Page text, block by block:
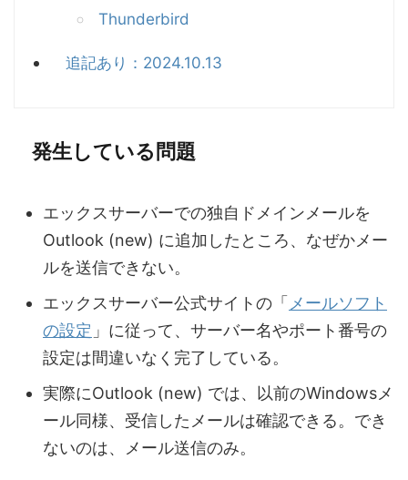
Thunderbird
追記あり：2024.10.13
発生している問題
エックスサーバーでの独自ドメインメールを
Outlook (new) に追加したところ、なぜかメー
ルを送信できない。
エックスサーバー公式サイトの「 メールソフト
の設定 」に従って、サーバー名やポート番号の
設定は間違いなく完了している。
実際にOutlook (new) では、以前のWindowsメ
ール同様、受信したメールは確認できる。でき
ないのは、メール送信のみ。